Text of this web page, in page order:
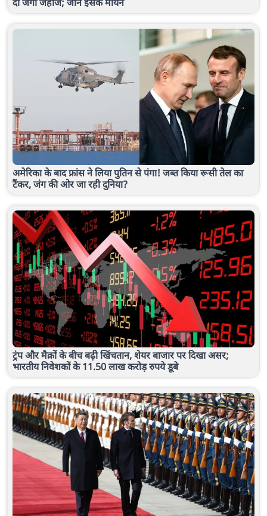
अमेरिका के बाद फ्रांस ने लिया पुतिन से पंगा! जब्त किया रूसी तेल का
टैंकर, जंग की ओर जा रही दुनिया?
ट्रंप और मैक्रों के बीच बढ़ी खिंचतान, शेयर बाजार पर दिखा असर;
भारतीय निवेशकों के 11.50 लाख करोड़ रुपये डूबे